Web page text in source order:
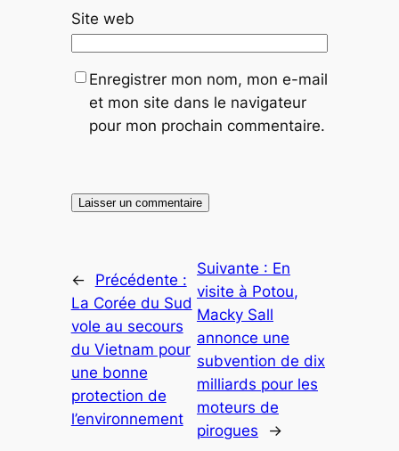
Site web
Enregistrer mon nom, mon e-mail
et mon site dans le navigateur
pour mon prochain commentaire.
←
Précédente :
La Corée du Sud
vole au secours
du Vietnam pour
une bonne
protection de
l’environnement
Suivante : En
visite à Potou,
Macky Sall
annonce une
subvention de dix
milliards pour les
moteurs de
pirogues
→